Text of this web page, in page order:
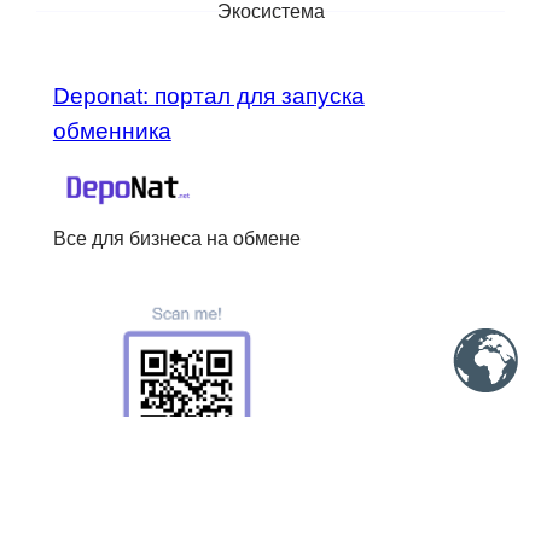
Экосистема
Deponat: портал для запуска
обменника
Все для бизнеса на обмене